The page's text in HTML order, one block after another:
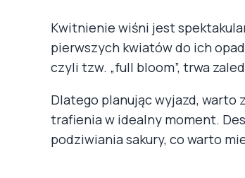
Kwitnienie wiśni jest
pierwszych kwiatów do ich
czyli tzw. „full bloom”, trwa
Dlatego planując wyjazd, warto
trafienia w idealny moment.
podziwiania sakury, co warto